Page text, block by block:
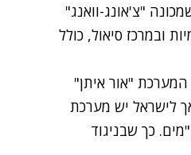
"צ'אונג-וואנג"
ובמרכז סיאול, כולל
"אור איתן"
לישראל יש מערכת
בטווחים קצרים, שמאז שנת 2024 יירטה כ-50 כטב"מים. כך שבניגוד